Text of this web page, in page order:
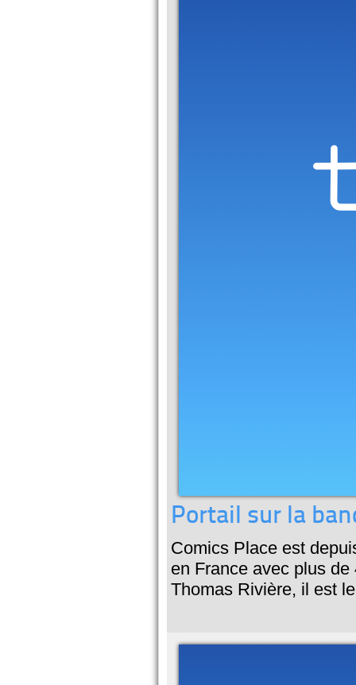
Portail sur la
Comics Place est
en France avec plus
Thomas Rivière, il est